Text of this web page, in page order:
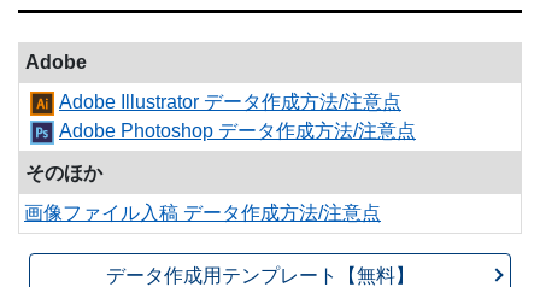
Adobe
Adobe Illustrator データ作成方法/注意点
Adobe Photoshop データ作成方法/注意点
そのほか
画像ファイル入稿 データ作成方法/注意点
データ作成用テンプレート【無料】